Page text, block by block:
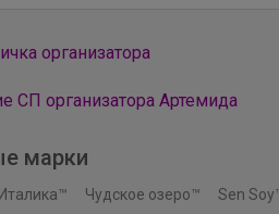
организатора
СП организатора Артемида
марки
Италика™ Чудское озеро™ Sen